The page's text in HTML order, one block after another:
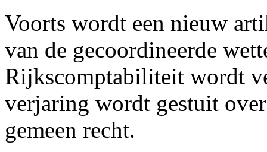
Voorts wordt een nieuw
van de gecoordineerde
Rijkscomptabiliteit wordt
verjaring wordt gestuit
gemeen recht.